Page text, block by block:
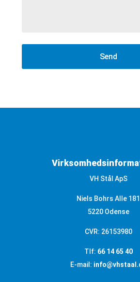
VH Stål ApS
Niels Bohrs Alle 181
5220 Odense
CVR: 26153980
Tlf: 66 14 65 40
E-mail: